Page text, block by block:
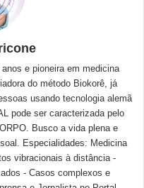
e pioneira em medicina
do método Biokorê, já
usando tecnologia alemã
pode ser caracterizada pelo
Busco a vida plena e
Especialidades: Medicina
vibracionais à distância -
- Casos complexos e